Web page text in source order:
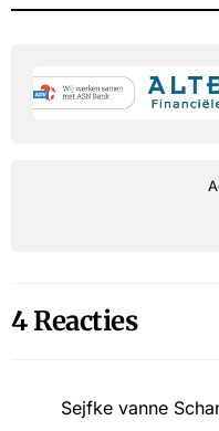
4 Reacties
Sejfke vanne